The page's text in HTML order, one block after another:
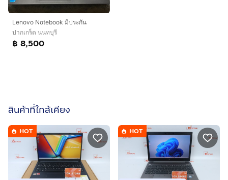
Lenovo Notebook มีประกัน
ปากเกร็ด นนทบุรี
฿ 8,500
สินค้าที่ใกล้เคียง
HOT HOT